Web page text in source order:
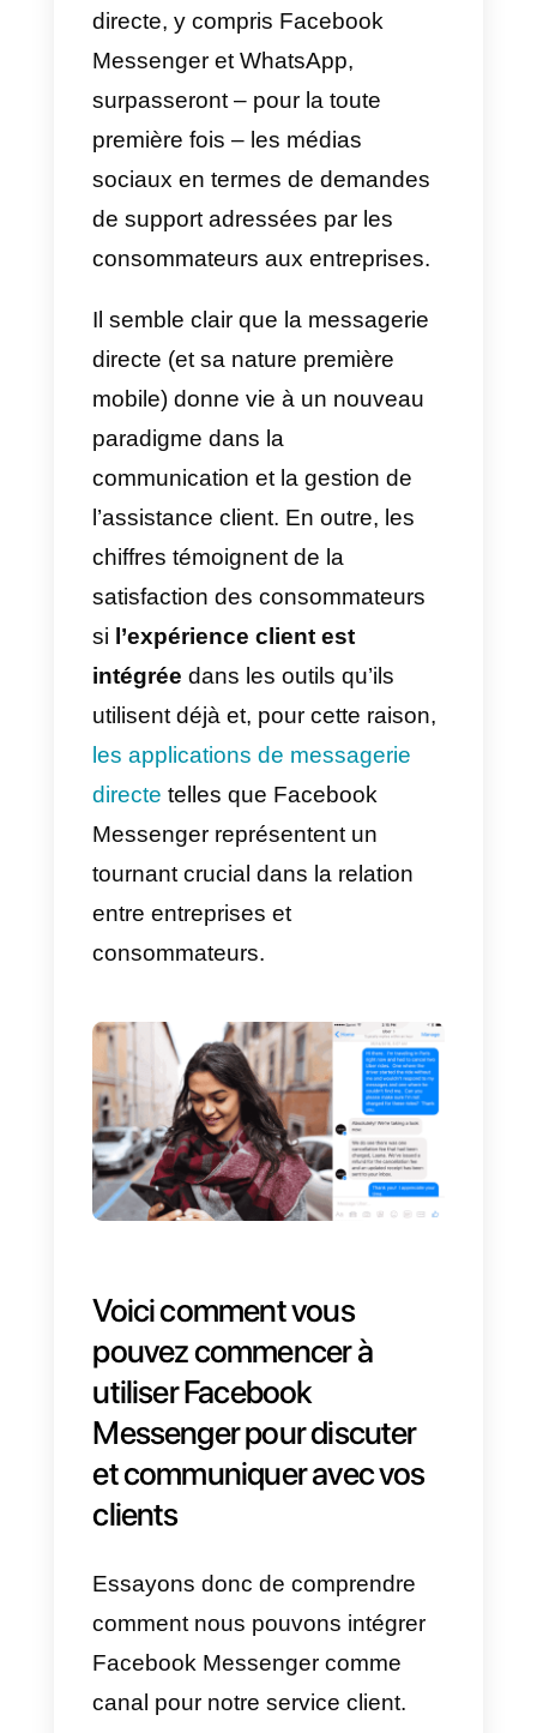
Pourquoi une entreprise
devrait-elle intégrer
Messenger comme canal
de support client?
Simultanément,les entreprises
utilisant ce canalpeuvent suivre
l’historique des interactions avec
un client spécifique, évitant ainsi
de commencer la conversation à
partir de zéro – un tournant
important pour les marques qui
utilisent les outils de chat et/ou
canaux de support traditionnels.
Gartner prévoit qu’en 2019, les
applications de messagerie
directe, y compris Facebook
Messenger et WhatsApp,
première fois – les médias
sociaux en termes de demandes
de support adressées par les
consommateurs aux entreprises.
directe (et sa nature première
mobile) donne vie à un nouveau
paradigme dans la
communication et la gestion de
l’assistance client. En outre, les
satisfaction des consommateurs
sil’expérience client est
intégrée
dans les outils qu’ils